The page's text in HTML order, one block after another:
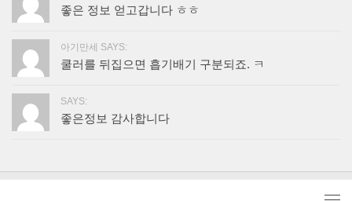
좋은 정보 얻고갑니다 ㅎㅎ
아기만세 SAYS:
쿨러를 뒤집으면 흡기배기 구분되죠. ㅋ
SAYS:
좋은정보 감사합니다